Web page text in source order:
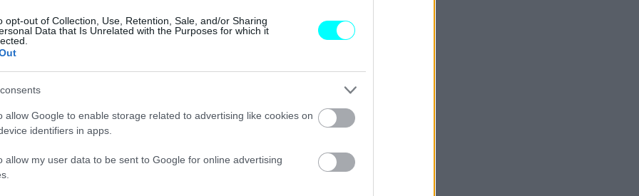
opt-out of Collection, Use, Retention, Sale, and/or Sharing
Data that Is Unrelated with the Purposes for which it
allow Google to enable storage related to advertising like cookies on
identifiers in apps.
allow my user data to be sent to Google for online advertising
Εναλλακτικών
Παρακολούθησης Καταναλωτών 2025, η οποία
τις στάσεις των καταναλωτών απέναντι στα
από
υιοθέτησηςκαι τα εμπόδια στην υιοθέτηση